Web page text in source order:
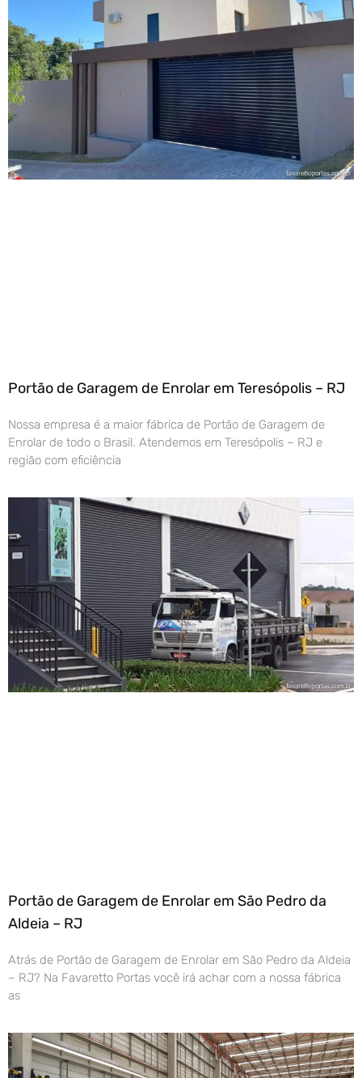
Portão de Garagem de Enrolar em Teresópolis – RJ
Nossa empresa é a maior fábrica de Portão de Garagem de
Enrolar de todo o Brasil. Atendemos em Teresópolis – RJ e
região com eficiência
Portão de Garagem de Enrolar em São Pedro da
Aldeia – RJ
Atrás de Portão de Garagem de Enrolar em São Pedro da Aldeia
– RJ? Na Favaretto Portas você irá achar com a nossa fábrica
as